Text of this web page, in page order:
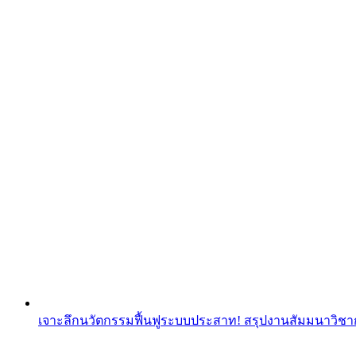
เจาะลึกนวัตกรรมฟื้นฟูระบบประสาท! สรุปงานสัมมนาวิชากา